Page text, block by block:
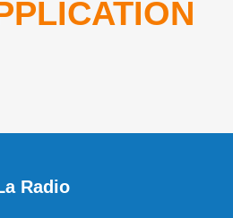
Radio